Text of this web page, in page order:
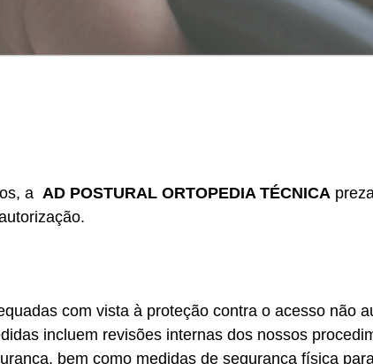
a AD POSTURAL ORTOPEDIA TÉCNICA
com vista à proteção contra o acesso não
incluem revisões internas dos nossos
bem como medidas de segurança física